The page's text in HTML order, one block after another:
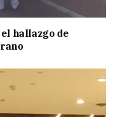
hallazgo de